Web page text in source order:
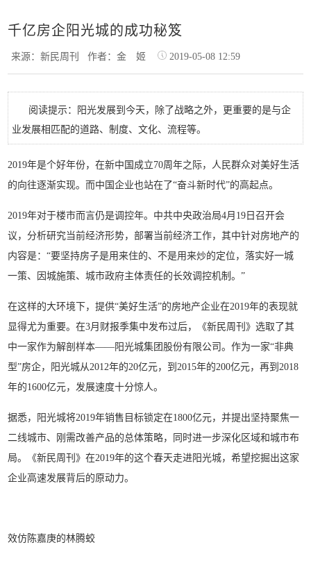
千亿房企阳光城的成功秘笈
来源：新民周刊作者：金 姬 2019-05-08 12:59
阅读提示：阳光发展到今天，除了战略之外，更重要的是与企
业发展相匹配的道路、制度、文化、流程等。
2019年是个好年份，在新中国成立70周年之际，人民群众对美好生活
的向往逐渐实现。而中国企业也站在了“奋斗新时代”的高起点。
2019年对于楼市而言仍是调控年。中共中央政治局4月19日召开会
议，分析研究当前经济形势，部署当前经济工作，其中针对房地产的
内容是：“要坚持房子是用来住的、不是用来炒的定位，落实好一城
一策、因城施策、城市政府主体责任的长效调控机制。”
在这样的大环境下，提供“美好生活”的房地产企业在2019年的表现就
显得尤为重要。在3月财报季集中发布过后，《新民周刊》选取了其
中一家作为解剖样本——阳光城集团股份有限公司。作为一家“非典
型”房企，阳光城从2012年的20亿元，到2015年的200亿元，再到2018
年的1600亿元，发展速度十分惊人。
据悉，阳光城将2019年销售目标锁定在1800亿元，并提出坚持聚焦一
二线城市、刚需改善产品的总体策略，同时进一步深化区域和城市布
局。《新民周刊》在2019年的这个春天走进阳光城，希望挖掘出这家
企业高速发展背后的原动力。
效仿陈嘉庚的林腾蛟